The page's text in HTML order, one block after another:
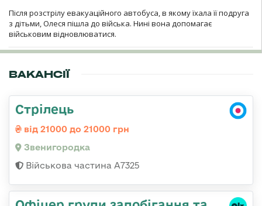
Після розстрілу евакуаційного автобуса, в якому їхала її подруга
з дітьми, Олеся пішла до війська. Нині вона допомагає
військовим відновлюватися.
ВАКАНСІЇ
Стрілець
від 21000 до 21000 грн
Звенигородка
Військова частина А7325